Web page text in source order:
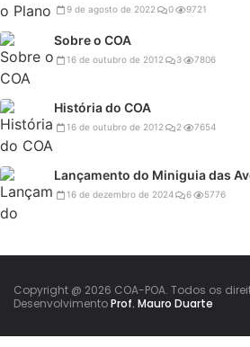
9 de agosto de 2022 0 9721
Sobre o COA
16 de outubro de 2012 3 7806
História do COA
16 de outubro de 2012 2 7654
Lançamento do Miniguia das
16 de dezembro de 2024 6 5776
Copyright @ 2026 COA-POA. Todos os
DesenvolvimentoProf. Mauro Duarte